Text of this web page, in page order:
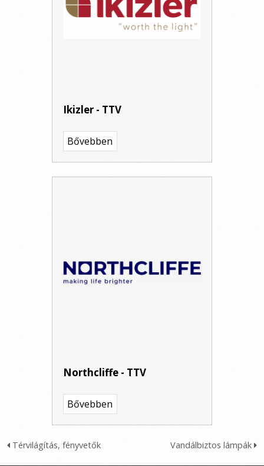
Ikizler - TTV
Bővebben
Northcliffe - TTV
Bővebben
Térvilágítás, fényvetők Vandálbiztos lámpák